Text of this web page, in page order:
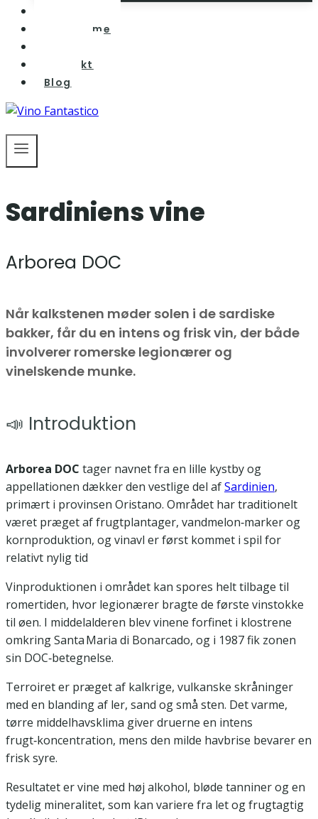
Vinturisme
Kontakt
Blog
Sardiniens vine
Arborea DOC
Når kalkstenen møder solen i de sardiske
bakker, får du en intens og frisk vin, der både
involverer romerske legionærer og
vinelskende munke.
📣 Introduktion
Arborea DOC tager navnet fra en lille kystby og
appellationen dækker den vestlige del afSardinien,
primært i provinsen Oristano. Området har traditionelt
været præget af frugtplantager, vandmelon‑marker og
kornproduktion, og vinavl er først kommet i spil for
relativt nylig tid
Vinproduktionen i området kan spores helt tilbage til
romertiden, hvor legionærer bragte de første vinstokke
til øen. I middelalderen blev vinene forfinet i klostrene
omkring Santa Maria di Bonarcado, og i 1987 fik zonen
sin DOC‑betegnelse.
Terroiret er præget af kalkrige, vulkanske skråninger
med en blanding af ler, sand og små sten. Det varme,
tørre middelhavsklima giver druerne en intens
frugt‑koncentration, mens den milde havbrise bevarer en
frisk syre.
Resultatet er vine med høj alkohol, bløde tanniner og en
tydelig mineralitet, som kan variere fra let og frugtagtig